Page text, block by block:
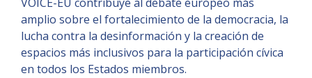
amplio sobre el fortalecimiento de la democracia, la
lucha contra la desinformación y la creación de
espacios más inclusivos para la participación cívica
en todos los Estados miembros.